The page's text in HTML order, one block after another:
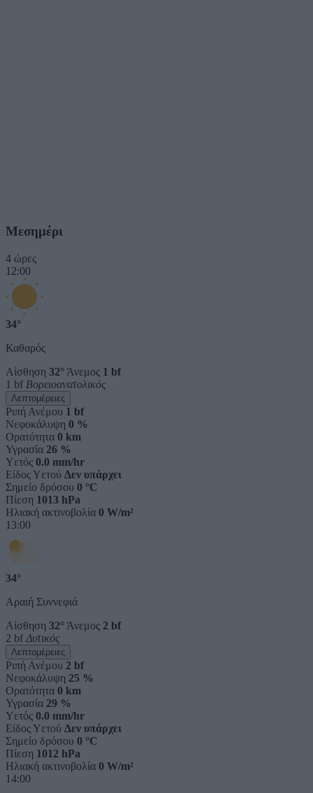
Μεσημέρι
4 ώρες
12:00
34°
Καθαρός
Αίσθηση 32° Άνεμος 1 bf
1 bf Βορειοανατολικός
Λεπτομέρειες
Ριπή Ανέμου 1 bf
Νεφοκάλυψη 0 %
Ορατότητα 0 km
Υγρασία 26 %
Υετός 0.0 mm/hr
Είδος Υετού Δεν υπάρχει
Σημείο δρόσου 0 °C
Πίεση 1013 hPa
Ηλιακή ακτινοβολία 0 W/m²
13:00
34°
Αραιή Συννεφιά
Αίσθηση 32° Άνεμος 2 bf
2 bf Δυτικός
Λεπτομέρειες
Ριπή Ανέμου 2 bf
Νεφοκάλυψη 25 %
Ορατότητα 0 km
Υγρασία 29 %
Υετός 0.0 mm/hr
Είδος Υετού Δεν υπάρχει
Σημείο δρόσου 0 °C
Πίεση 1012 hPa
Ηλιακή ακτινοβολία 0 W/m²
14:00